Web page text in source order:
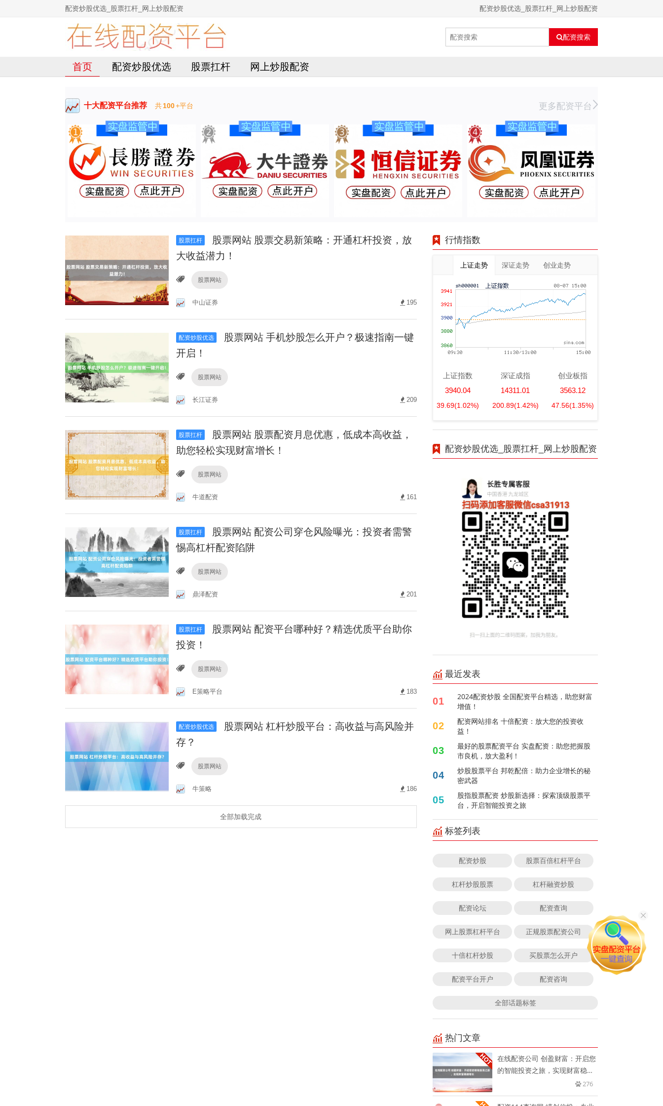
配资炒股优选_股票扛杆_网上炒股配资 配资炒股优选_股票扛杆_网上炒股配资
配资搜索
首页 配资炒股优选 股票扛杆 网上炒股配资
十大配资平台推荐 共100+平台 更多配资平台
股票扛杆
股票网站 股票交易新策略：开通杠杆投资，放
大收益潜力！
股票网站
中山证券 195
配资炒股优选
股票网站 手机炒股怎么开户？极速指南一键
开启！
股票网站
长江证券 209
股票扛杆
股票网站 股票配资月息优惠，低成本高收益，
助您轻松实现财富增长！
股票网站
牛道配资 161
股票扛杆
股票网站 配资公司穿仓风险曝光：投资者需警
惕高杠杆配资陷阱
股票网站
鼎泽配资 201
股票扛杆
股票网站 配资平台哪种好？精选优质平台助你
投资！
股票网站
E策略平台 183
配资炒股优选
股票网站 杠杆炒股平台：高收益与高风险并
存？
股票网站
牛策略 186
全部加载完成
行情指数
上证走势 深证走势 创业走势
上证指数
3940.04
39.69(1.02%)
深证成指
14311.01
200.89(1.42%)
创业板指
3563.12
47.56(1.35%)
配资炒股优选_股票扛杆_网上炒股配资
最近发表
01
2024配资炒股 全国配资平台精选，助您财富
增值！
02
配资网站排名 十倍配资：放大您的投资收
益！
03
最好的股票配资平台 实盘配资：助您把握股
市良机，放大盈利！
04
炒股股票平台 邦乾配倍：助力企业增长的秘
密武器
05
股指股票配资 炒股新选择：探索顶级股票平
台，开启智能投资之旅
标签列表
配资炒股 股票百倍杠杆平台
杠杆炒股股票 杠杆融资炒股
配资论坛 配资查询
网上股票杠杆平台 正规股票配资公司
十倍杠杆炒股 买股票怎么开户
配资平台开户 配资咨询
全部话题标签
热门文章
在线配资公司 创盈财富：开启您
的智能投资之旅，实现财富稳健
276